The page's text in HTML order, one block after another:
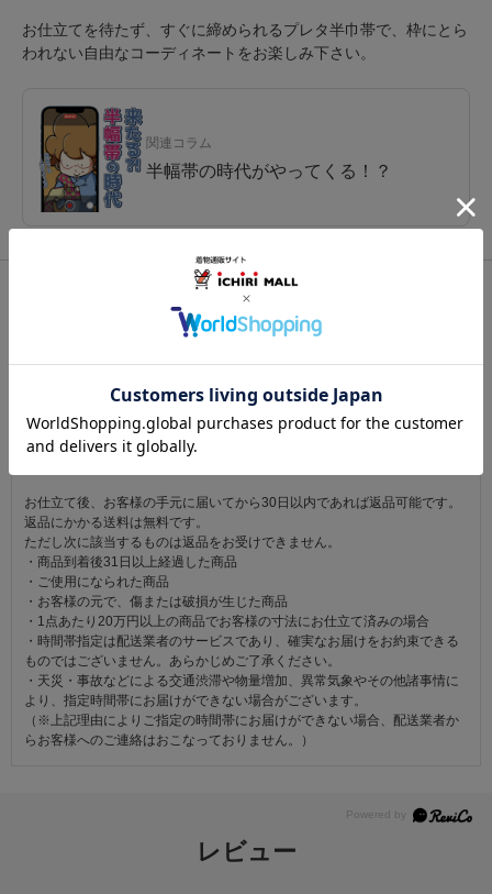
お仕立てを待たず、すぐに締められるプレタ半巾帯で、枠にとら
われない自由なコーディネートをお楽しみ下さい。
関連コラム
半幅帯の時代がやってくる！？
半幅帯（半巾帯）
こちらの商品も見ています
お仕立て後、お客様の手元に届いてから30日以内であれば返品可能です。
返品にかかる送料は無料です。
ただし次に該当するものは返品をお受けできません。
・商品到着後31日以上経過した商品
・ご使用になられた商品
・お客様の元で、傷または破損が生じた商品
・1点あたり20万円以上の商品でお客様の寸法にお仕立て済みの場合
・時間帯指定は配送業者のサービスであり、確実なお届けをお約束できる
ものではございません。あらかじめご了承ください。
・天災・事故などによる交通渋滞や物量増加、異常気象やその他諸事情に
より、指定時間帯にお届けができない場合がございます。
（※上記理由によりご指定の時間帯にお届けができない場合、配送業者か
らお客様へのご連絡はおこなっておりません。）
レビュー